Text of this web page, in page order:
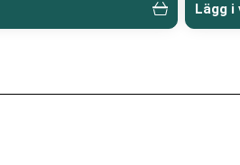
Lägg i